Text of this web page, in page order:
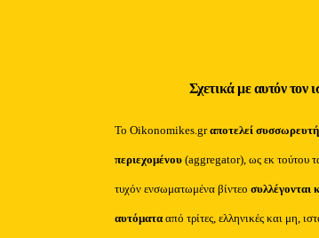
Σχετικά με αυτόν τον
Το Oikonomikes.grαποτελεί συσσωρευτή
περιεχομένου (aggregator), ως εκ τούτου
τυχόν ενσωματωμένα βίντεοσυλλέγονται
αυτόματααπό τρίτες, ελληνικές και μη,